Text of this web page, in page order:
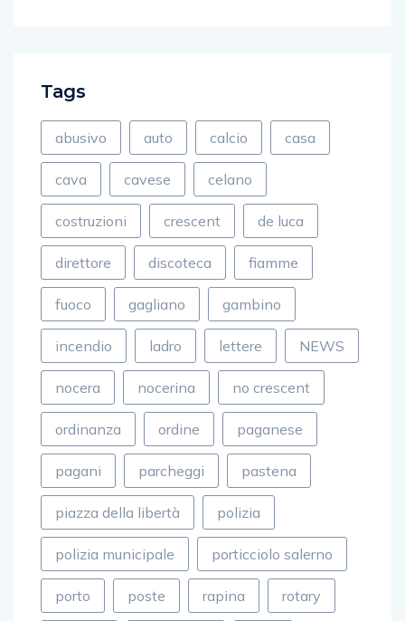
Tags
abusivo auto calcio casa
cava cavese celano
costruzioni crescent de luca
direttore discoteca fiamme
fuoco gagliano gambino
incendio ladro lettere NEWS
nocera nocerina no crescent
ordinanza ordine paganese
pagani parcheggi pastena
piazza della libertà polizia
polizia municipale porticciolo salerno
porto poste rapina rotary